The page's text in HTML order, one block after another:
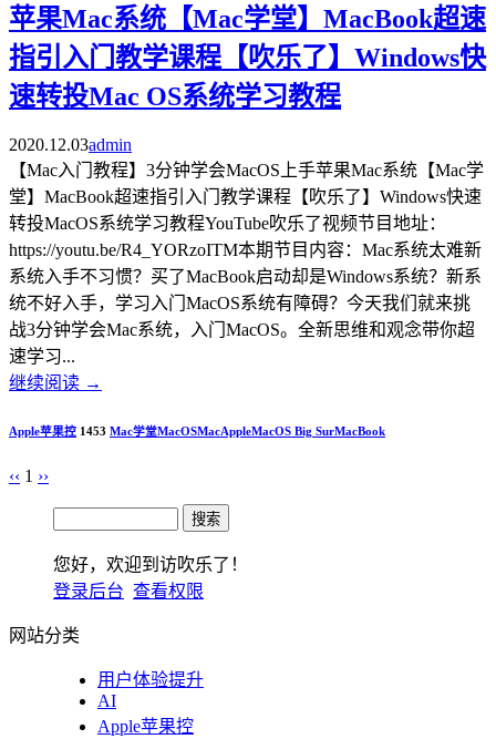
苹果Mac系统【Mac学堂】MacBook超速
指引入门教学课程【吹乐了】Windows快
速转投Mac OS系统学习教程
2020.12.03admin
【Mac入门教程】3分钟学会MacOS上手苹果Mac系统【Mac学
堂】MacBook超速指引入门教学课程【吹乐了】Windows快速
转投MacOS系统学习教程YouTube吹乐了视频节目地址：
https://youtu.be/R4_YORzoITM本期节目内容：Mac系统太难新
系统入手不习惯？买了MacBook启动却是Windows系统？新系
统不好入手，学习入门MacOS系统有障碍？今天我们就来挑
战3分钟学会Mac系统，入门MacOS。全新思维和观念带你超
速学习...
继续阅读 →
Apple苹果控 1453 Mac学堂MacOSMacAppleMacOS Big SurMacBook
‹‹ 1 ››
您好，欢迎到访吹乐了！
登录后台 查看权限
网站分类
用户体验提升
AI
Apple苹果控